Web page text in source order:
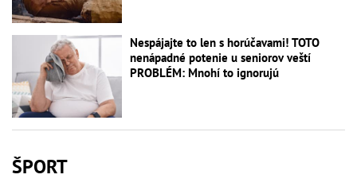
Nespájajte to len s horúčavami! TOTO
nenápadné potenie u seniorov veští
PROBLÉM: Mnohí to ignorujú
ŠPORT